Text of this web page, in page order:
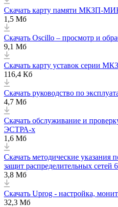
Скачать карту памяти МКЗП-
1,5 Мб
Скачать Oscillo – просмотр и
9,1 Мб
Скачать карту уставок серии
116,4 Кб
Скачать руководство по
4,7 Мб
Скачать обслуживание и
ЭСТРА-х
1,6 Мб
Скачать методические указания
защит распределительных сетей
3,8 Мб
Скачать Uprog - настройка,
32,3 Мб